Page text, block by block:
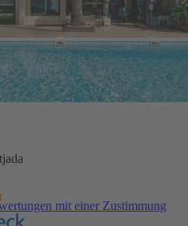
mit einer Zustimmung